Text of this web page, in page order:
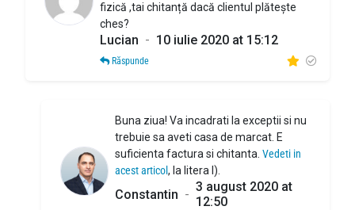
fizică ,tai chitanță dacă clientul plătește
ches?
Lucian - 10 iulie 2020 at 15:12
Răspunde
Buna ziua! Va incadrati la exceptii si nu
trebuie sa aveti casa de marcat. E
suficienta factura si chitanta.Vedeti in
acest articol, la litera l).
Constantin - 3 august 2020 at
12:50